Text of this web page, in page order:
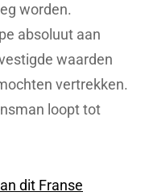
worden.
absoluut aan
waarden
vertrekken.
loopt tot
dit Franse